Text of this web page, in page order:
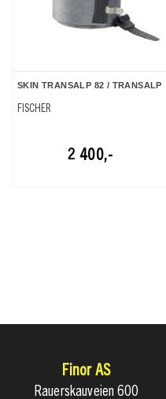
SKIN TRANSALP 82 / TRANSALP
FISCHER
2 400,-
Finor AS
Rauerskauveien 600